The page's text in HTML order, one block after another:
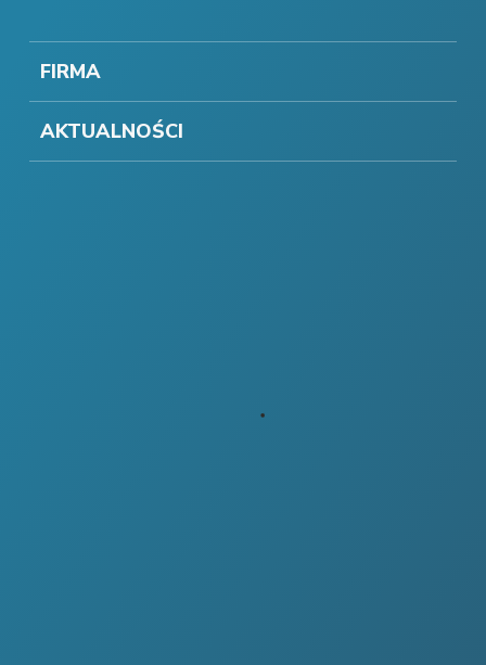
FIRMA
AKTUALNOŚCI